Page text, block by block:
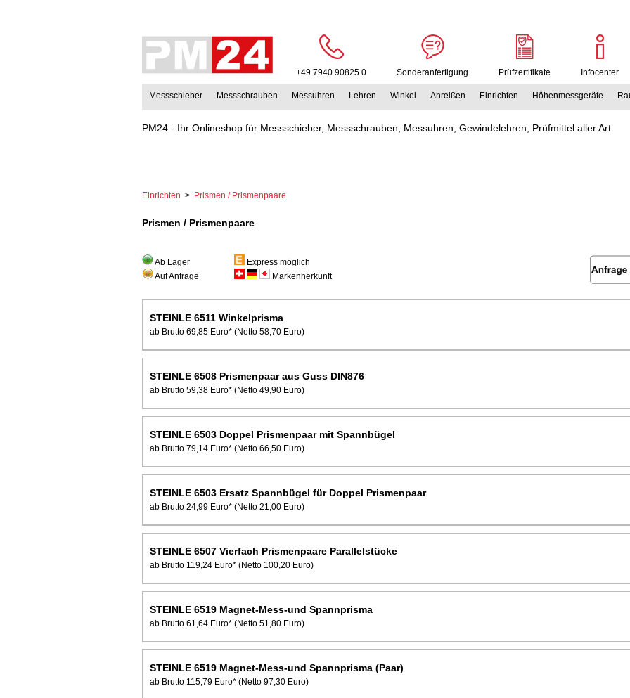
+49 7940 90825 0 Sonderanfertigung Prüfzertifikate Infocenter
Messschieber Messschrauben Messuhren Lehren Winkel Anreißen Einrichten Höhenmessgeräte
PM24 - Ihr Onlineshop für Messschieber, Messschrauben, Messuhren, Gewindelehren, Prüfmittel aller Art
Einrichten > Prismen / Prismenpaare
Prismen / Prismenpaare
Ab Lager
Auf Anfrage
Express möglich
Markenherkunft
STEINLE 6511 Winkelprisma
ab Brutto 69,85 Euro* (Netto 58,70 Euro)
STEINLE 6508 Prismenpaar aus Guss DIN876
ab Brutto 59,38 Euro* (Netto 49,90 Euro)
STEINLE 6503 Doppel Prismenpaar mit Spannbügel
ab Brutto 79,14 Euro* (Netto 66,50 Euro)
STEINLE 6503 Ersatz Spannbügel für Doppel Prismenpaar
ab Brutto 24,99 Euro* (Netto 21,00 Euro)
STEINLE 6507 Vierfach Prismenpaare Parallelstücke
ab Brutto 119,24 Euro* (Netto 100,20 Euro)
STEINLE 6519 Magnet-Mess-und Spannprisma
ab Brutto 61,64 Euro* (Netto 51,80 Euro)
STEINLE 6519 Magnet-Mess-und Spannprisma (Paar)
ab Brutto 115,79 Euro* (Netto 97,30 Euro)